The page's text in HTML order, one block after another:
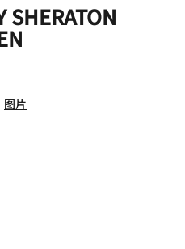
SHERATON
图片